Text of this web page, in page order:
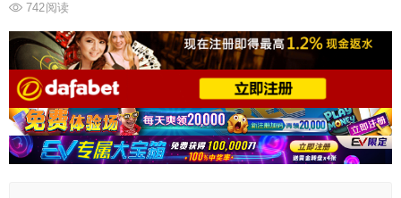
742阅读